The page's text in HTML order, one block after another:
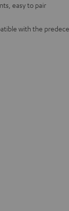
easy to pair
with the